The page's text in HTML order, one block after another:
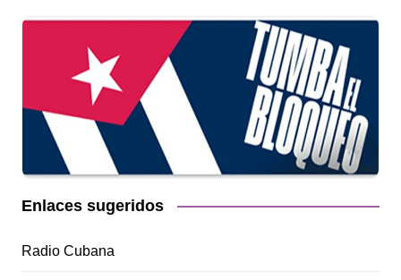
Enlaces sugeridos
Radio Cubana